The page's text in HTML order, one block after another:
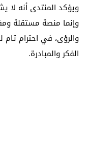
ويؤكد المنتدى أنه لا
وإنما منصة مستقلة
والرؤى، في احترام تام
الفكر والمبادرة.